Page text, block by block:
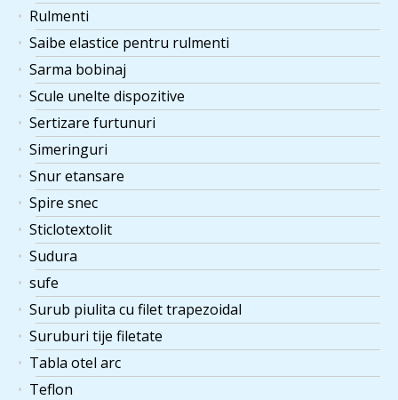
Rulmenti
Saibe elastice pentru rulmenti
Sarma bobinaj
Scule unelte dispozitive
Sertizare furtunuri
Simeringuri
Snur etansare
Spire snec
Sticlotextolit
Sudura
sufe
Surub piulita cu filet trapezoidal
Suruburi tije filetate
Tabla otel arc
Teflon